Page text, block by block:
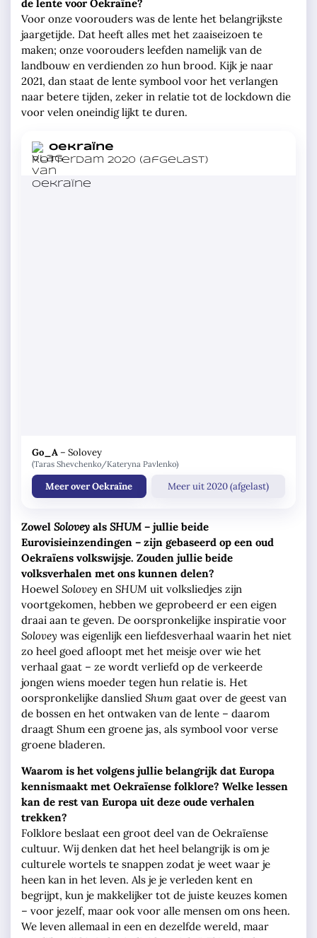
de lente voor Oekraïne?
Voor onze voorouders was de lente het belangrijkste
jaargetijde. Dat heeft alles met het zaaiseizoen te
maken; onze voorouders leefden namelijk van de
landbouw en verdienden zo hun brood. Kijk je naar
2021, dan staat de lente symbool voor het verlangen
naar betere tijden, zeker in relatie tot de lockdown die
voor velen oneindig lijkt te duren.
Oekraïne
in
Rotterdam 2020 (afgelast)
Go_A – Solovey
(Taras Shevchenko/Kateryna Pavlenko)
Meer over Oekraïne Meer uit 2020 (afgelast)
Zowel Solovey als SHUM – jullie beide
Eurovisieinzendingen – zijn gebaseerd op een oud
Oekraïens volkswijsje. Zouden jullie beide
volksverhalen met ons kunnen delen?
Hoewel Solovey en SHUM uit volksliedjes zijn
voortgekomen, hebben we geprobeerd er een eigen
draai aan te geven. De oorspronkelijke inspiratie voor
Solovey was eigenlijk een liefdesverhaal waarin het niet
zo heel goed afloopt met het meisje over wie het
verhaal gaat – ze wordt verliefd op de verkeerde
jongen wiens moeder tegen hun relatie is. Het
oorspronkelijke danslied Shum gaat over de geest van
de bossen en het ontwaken van de lente – daarom
draagt Shum een groene jas, als symbool voor verse
groene bladeren.
Waarom is het volgens jullie belangrijk dat Europa
kennismaakt met Oekraïense folklore? Welke lessen
kan de rest van Europa uit deze oude verhalen
trekken?
Folklore beslaat een groot deel van de Oekraïense
cultuur. Wij denken dat het heel belangrijk is om je
culturele wortels te snappen zodat je weet waar je
heen kan in het leven. Als je je verleden kent en
begrijpt, kun je makkelijker tot de juiste keuzes komen
– voor jezelf, maar ook voor alle mensen om ons heen.
We leven allemaal in een en dezelfde wereld, maar